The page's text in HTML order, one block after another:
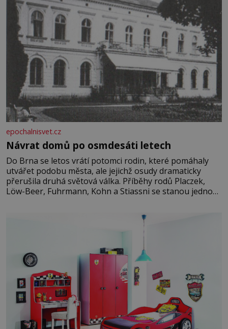
epochalnisvet.cz
Návrat domů po osmdesáti letech
Do Brna se letos vrátí potomci rodin, které pomáhaly
utvářet podobu města, ale jejichž osudy dramaticky
přerušila druhá světová válka. Příběhy rodů Placzek,
Löw-Beer, Fuhrmann, Kohn a Stiassni se stanou jednou
jednoduché. Místa, která si člověk pamatuje z rodinných